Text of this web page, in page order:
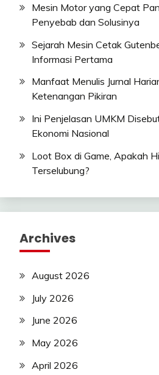
Mesin Motor yang Cepat
Penyebab dan Solusinya
Sejarah Mesin Cetak
Informasi Pertama
Manfaat Menulis Jurnal
Ketenangan Pikiran
Ini Penjelasan UMKM
Ekonomi Nasional
Loot Box di Game, Apakah
Terselubung?
Archives
August 2026
July 2026
June 2026
May 2026
April 2026